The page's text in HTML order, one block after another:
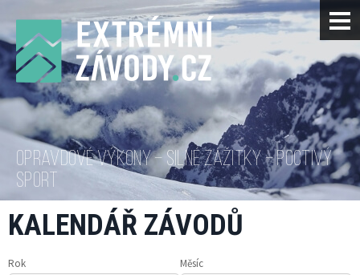
OPRAVDOVÉ VÝKONY – SILNÉ ZÁŽITKY – POCTIVÝ
SPORT
KALENDÁŘ ZÁVODŮ
Rok Měsíc